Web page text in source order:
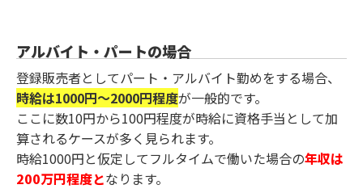
アルバイト・パートの場合
登録販売者としてパート・アルバイト勤めをする場合、
時給は1000円～2000円程度が一般的です。
ここに数10円から100円程度が時給に資格手当として加
算されるケースが多く見られます。
時給1000円と仮定してフルタイムで働いた場合の年収は
200万円程度となります。